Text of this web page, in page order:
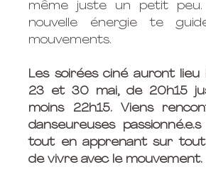
même juste un petit peu.
nouvelle énergie te
mouvements.
Les soirées ciné auront lieu
23 et 30 mai, de 20h15
moins 22h15. Viens
danseureuses passionné.e
tout en apprenant sur
de vivre avec le mouvement.